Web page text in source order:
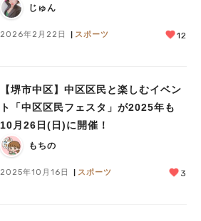
じゅん
2026年2月22日 スポーツ 12
【堺市中区】中区区民と楽しむイベン
ト「中区区民フェスタ」が2025年も
10月26日(日)に開催！
もちの
2025年10月16日 スポーツ 3